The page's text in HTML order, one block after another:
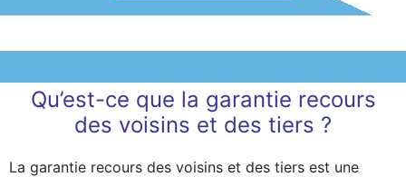
Qu’est-ce que la garantie recours
des voisins et des tiers ?
La garantie recours des voisins et des tiers est une